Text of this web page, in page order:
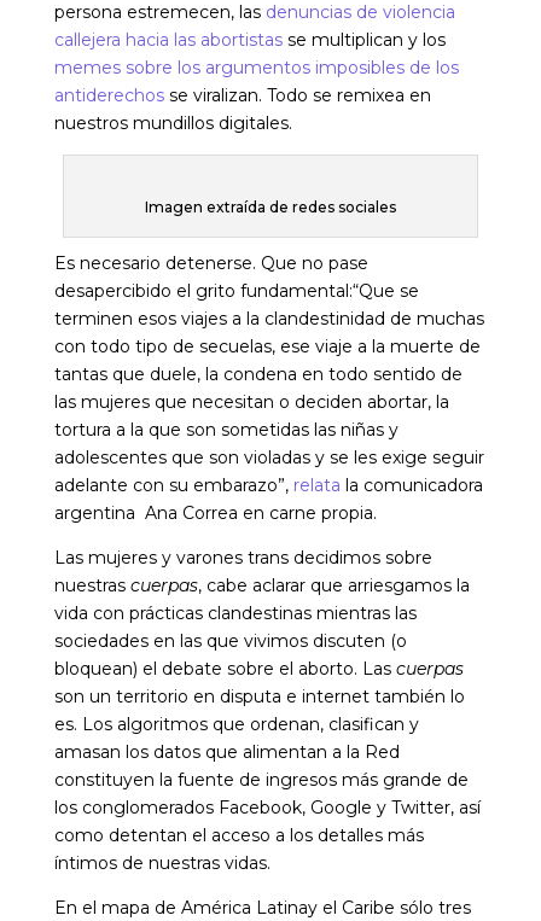
persona estremecen, las denuncias de violencia
callejera hacia las abortistasse multiplican y los
memes sobre los argumentos imposibles de los
antiderechosse viralizan. Todo se remixea en
nuestros mundillos digitales.
Imagen extraída de redes sociales
Es necesario detenerse. Que no pase
desapercibido el grito fundamental:“Que se
terminen esos viajes a la clandestinidad de muchas
con todo tipo de secuelas, ese viaje a la muerte de
tantas que duele, la condena en todo sentido de
las mujeres que necesitan o deciden abortar, la
tortura a la que son sometidas las niñas y
adolescentes que son violadas y se les exige seguir
adelante con su embarazo”, relata la comunicadora
argentina Ana Correa en carne propia.
Las mujeres y varones trans decidimos sobre
nuestras cuerpas, cabe aclarar que arriesgamos la
vida con prácticas clandestinas mientras las
sociedades en las que vivimos discuten (o
bloquean) el debate sobre el aborto. Lascuerpas
son un territorio en disputa e internet también lo
es. Los algoritmos que ordenan, clasifican y
amasan los datos que alimentan a la Red
constituyen la fuente de ingresos más grande de
los conglomerados Facebook, Google y Twitter, así
como detentan el acceso a los detalles más
íntimos de nuestras vidas.
En el mapa de América Latinay el Caribe sólo tres